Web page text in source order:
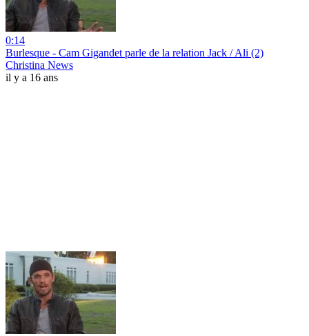
0:14
Burlesque - Cam Gigandet parle de la relation Jack / Ali (2)
Christina News
il y a 16 ans